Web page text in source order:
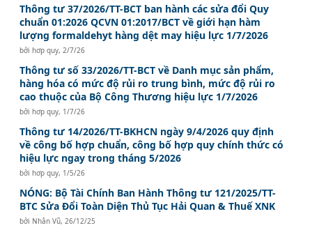
Thông tư 37/2026/TT-BCT ban hành các sửa đổi Quy
chuẩn 01:2026 QCVN 01:2017/BCT về giới hạn hàm
lượng formaldehyt hàng dệt may hiệu lực 1/7/2026
bởihơp quy, 2/7/26
Thông tư số 33/2026/TT-BCT về Danh mục sản phẩm,
hàng hóa có mức độ rủi ro trung bình, mức độ rủi ro
cao thuộc của Bộ Công Thương hiệu lực 1/7/2026
bởihơp quy, 1/7/26
Thông tư 14/2026/TT-BKHCN ngày 9/4/2026 quy định
về công bố hợp chuẩn, công bố hợp quy chính thức có
hiệu lực ngay trong tháng 5/2026
bởihơp quy, 1/5/26
NÓNG: Bộ Tài Chính Ban Hành Thông tư 121/2025/TT-
BTC Sửa Đổi Toàn Diện Thủ Tục Hải Quan & Thuế XNK
bởi Nhân Vũ, 26/12/25